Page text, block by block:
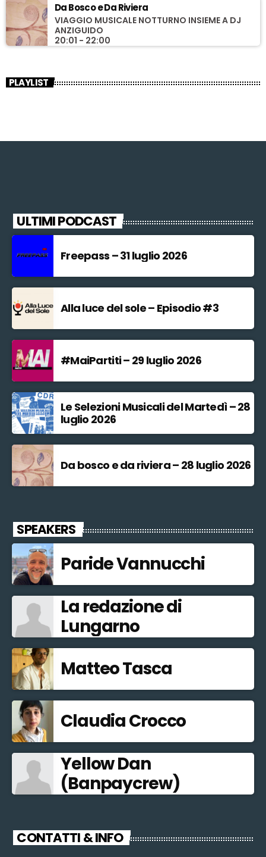
Da Bosco e Da Riviera
VIAGGIO MUSICALE NOTTURNO INSIEME A DJ
ANZIGUIDO
20:01 - 22:00
PLAYLIST
ULTIMI PODCAST
Freepass – 31 luglio 2026
Alla luce del sole – Episodio #3
#MaiPartiti – 29 luglio 2026
Le Selezioni Musicali del Martedì – 28
luglio 2026
Da bosco e da riviera – 28 luglio 2026
SPEAKERS
Paride Vannucchi
La redazione di
Lungarno
Matteo Tasca
Claudia Crocco
Yellow Dan
(Banpaycrew)
CONTATTI & INFO